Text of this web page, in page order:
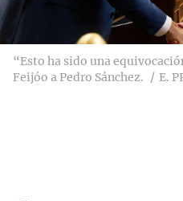
“Esto ha sido una
Feijóo a Pedro Sánchez.
E.